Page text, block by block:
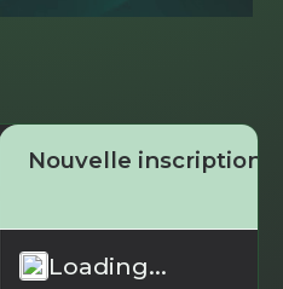
Nouvelle inscription
Loading...